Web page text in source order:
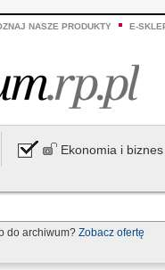
NASZE PRODUKTY E-
Ekonomia i biznes
do archiwum? Zobacz ofertę